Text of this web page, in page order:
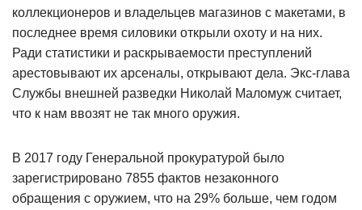
коллекционеров и владельцев магазинов с макетами, в
последнее время силовики открыли охоту и на них.
Ради статистики и раскрываемости преступлений
арестовывают их арсеналы, открывают дела. Экс-глава
Службы внешней разведки Николай Маломуж считает,
что к нам ввозят не так много оружия.
В 2017 году Генеральной прокуратурой было
зарегистрировано 7855 фактов незаконного
обращения с оружием, что на 29% больше, чем годом